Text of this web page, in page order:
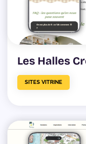
Les Halles
SITES VITRINE